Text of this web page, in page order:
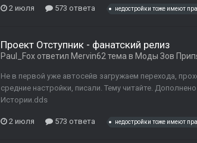
2 июля 573 ответа недостройки тоже имеют
Проект Отступник - фанатский релиз
Paul_Fox ответил Mervin62 тема в Моды Зов
Не в первой уже автосейв загружаем перехода,
средние настройки, писали. Тему читайте.
Истории.dds
2 июля 573 ответа недостройки тоже имеют